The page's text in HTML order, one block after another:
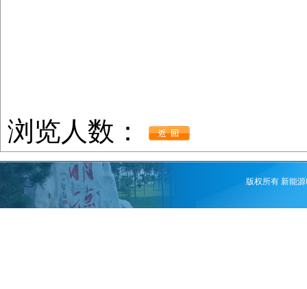
浏览人数：
版权所有 新能